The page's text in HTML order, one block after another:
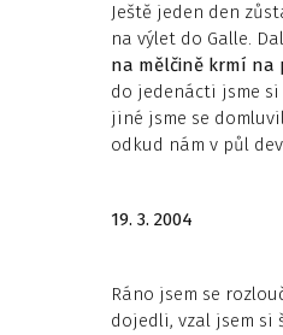
Ještě jeden den
na výlet do Galle.
na mělčině krmí na
do jedenácti jsme
jiné jsme se
odkud nám v půl
19. 3. 2004
Ráno jsem se
dojedli, vzal jsem si